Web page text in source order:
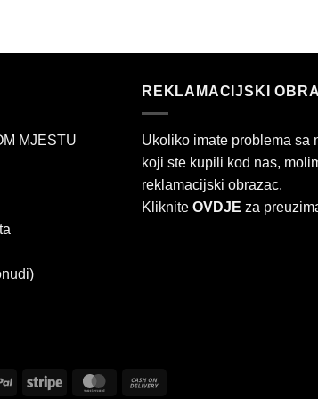
MJESTU
REKLAMACIJSKI
Ukoliko imate problema sa
koji ste kupili kod nas,
reklamacijski obrazac.
Kliknite OVDJE za
PayPal Stripe MasterCard